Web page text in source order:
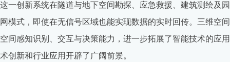
这一创新系统在隧道与地下空间勘探、应急救援、建筑测绘及
网模式，即使在无信号区域也能实现数据的实时回传。三维空
空间感知识别、交互与决策能力，进一步拓展了智能技术的应
术创新和行业应用开辟了广阔前景。